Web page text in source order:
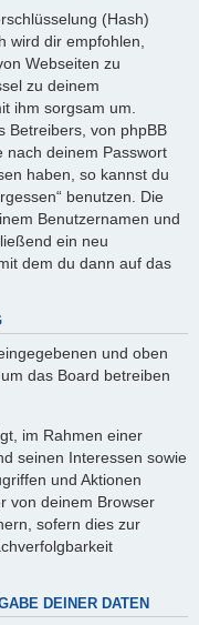
(Hash)
wird dir empfohlen,
Webseiten zu
zu deinem
ihm sorgsam um.
Betreibers, von phpBB
nach deinem Passwort
haben, so kannst du
benutzen. Die
Benutzernamen und
ein neu
dem du dann auf das
und oben
das Board betreiben
im Rahmen einer
seinen Interessen sowie
und Aktionen
von deinem Browser
sofern dies zur
DEINER DATEN